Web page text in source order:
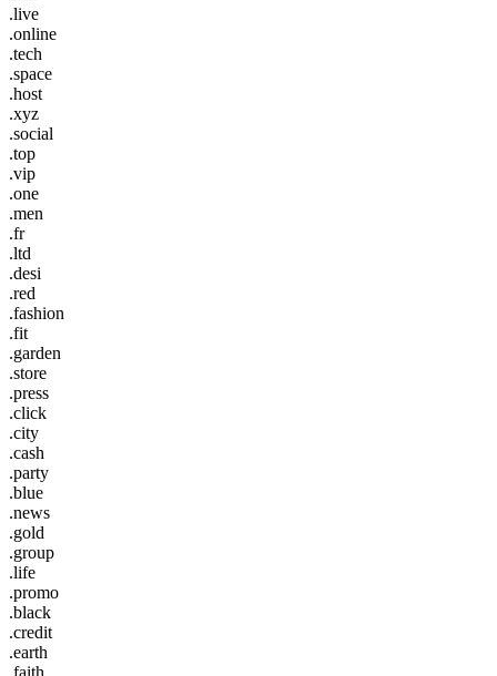
.live
.online
.tech
.space
.host
.xyz
.social
.top
.vip
.one
.men
.fr
.ltd
.desi
.red
.fashion
.fit
.garden
.store
.press
.click
.city
.cash
.party
.blue
.news
.gold
.group
.life
.promo
.black
.credit
.earth
.faith